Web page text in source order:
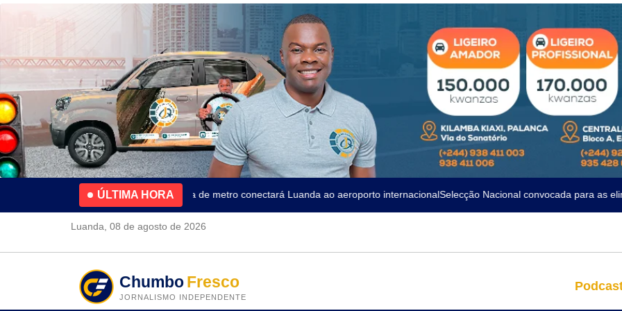
ÚLTIMA HORA
4.2% no primeiro trimestreNova linha de metro conectará Luanda ao aeroporto internacionalSelecção Nacional convocada para as
Luanda, 08 de agosto de 2026
ChumboFresco
JORNALISMO INDEPENDENTE